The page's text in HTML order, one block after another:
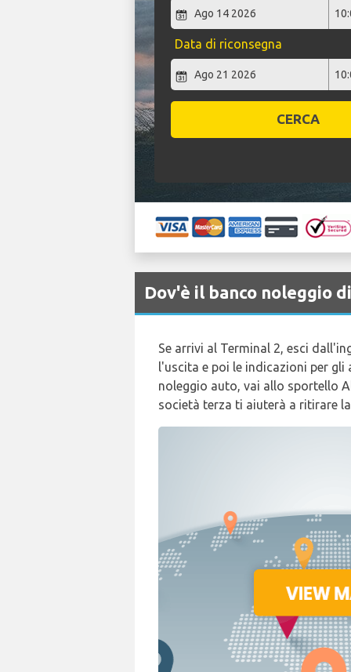
Data di riconsegna
CERCA
Dov'è il banco noleggio
Se arrivi al Terminal 2, esci
l'uscita e poi le indicazioni per
noleggio auto, vai allo sportello
società terza ti aiuterà a ritirare